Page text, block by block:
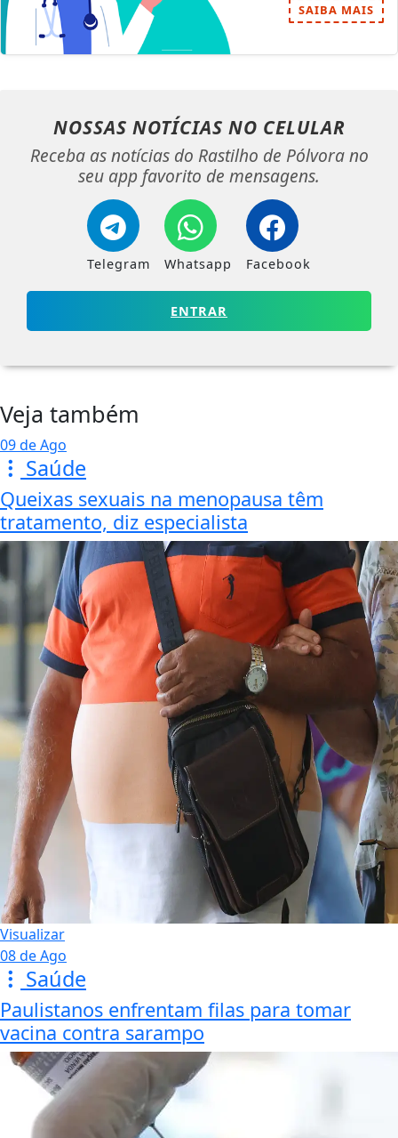
SAIBA MAIS
NOSSAS NOTÍCIAS NO CELULAR
Receba as notícias do Rastilho de Pólvora no
seu app favorito de mensagens.
Telegram Whatsapp Facebook
ENTRAR
Veja também
09 de Ago
Saúde
Queixas sexuais na menopausa têm
tratamento, diz especialista
Visualizar
08 de Ago
Saúde
Paulistanos enfrentam filas para tomar
vacina contra sarampo